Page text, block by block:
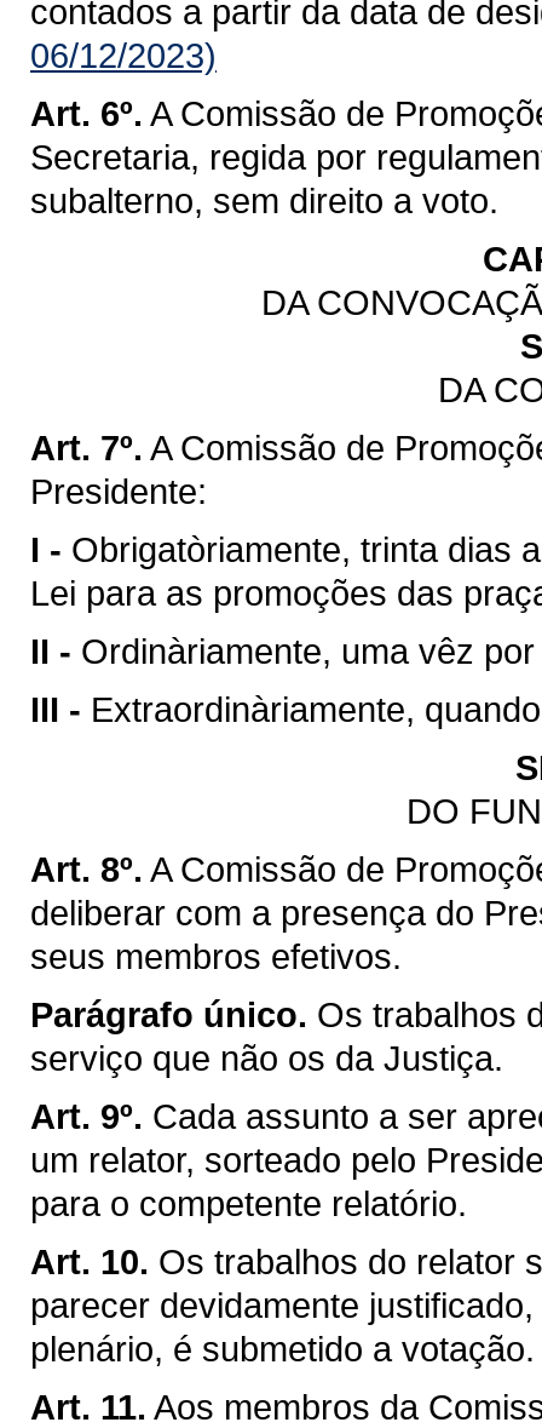
contados a partir da data de
06/12/2023)
Art. 6º. A Comissão de
Secretaria, regida por
subalterno, sem direito a voto.
DA
DA
Art. 7º. A Comissão de
Presidente:
I - Obrigatòriamente, trinta dias
Lei para as promoções das
II - Ordinàriamente, uma vêz
III - Extraordinàriamente,
DO
Art. 8º. A Comissão de
deliberar com a presença do
seus membros efetivos.
Parágrafo único. Os trabalhos
serviço que não os da Justiça.
Art. 9º. Cada assunto a ser
um relator, sorteado pelo
para o competente relatório.
Art. 10. Os trabalhos do relator
parecer devidamente
plenário, é submetido a votação.
Art. 11. Aos membros da